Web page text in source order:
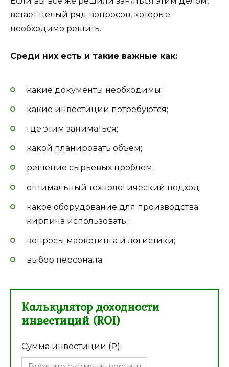
встает целый ряд вопросов, которые
необходимо решить.
Среди них есть и такие важные как:
какие документы необходимы;
какие инвестиции потребуются;
где этим заниматься;
какой планировать объем;
решение сырьевых проблем;
оптимальный технологический подход;
какое оборудование для производства
кирпича использовать;
вопросы маркетинга и логистики;
выбор персонала.
Калькулятор доходности
инвестиций (ROI)
Сумма инвестиции (₽):